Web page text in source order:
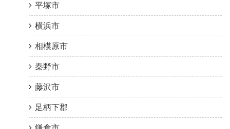
平塚市
横浜市
相模原市
秦野市
藤沢市
足柄下郡